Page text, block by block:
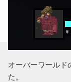
オーバーワールド
た。